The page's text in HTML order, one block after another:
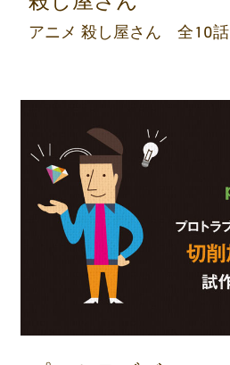
アニメ 殺し屋さん 全10話